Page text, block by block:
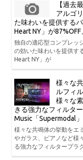
【過去
アルゴ
た味わいを提供する
Heart NY」が
独自の適応型コンプレッ
の効いた味わいを提供す
Heart NY」が
様々な
ルフィ
様々な
きる強力なフィルタ
Music「Supermodal
様々な共鳴体の挙動をエ
やガラス、ピアノなど様
る強力なフィルタープラ